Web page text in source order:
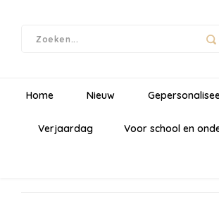
Home Nieuw
Verjaardag Voor school en